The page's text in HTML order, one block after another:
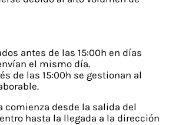
antes de las 15:00h en días
el mismo día.
de las 15:00h se gestionan al
comienza desde la salida del
hasta la llegada a la dirección